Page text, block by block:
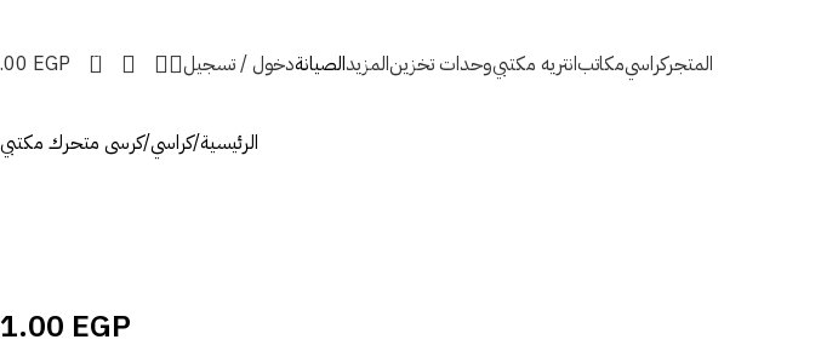
المتجركراسيمكاتبانتريه مكتبيوحدات تخزينالمزيدالصيانةدخول / تسجيل 0
EGP
الرئيسية كراسي كرسى متحرك مكتبي
1.00 EGP